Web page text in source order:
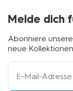
Melde dich
Abonniere
neue
Ihre